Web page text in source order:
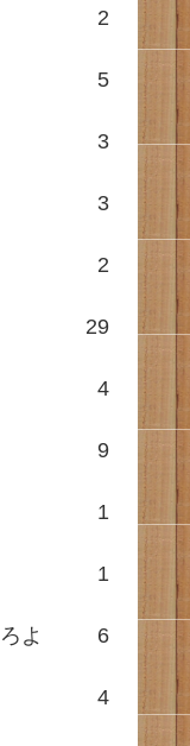
2
5
3
3
2
29
4
9
1
1
よ 6
4